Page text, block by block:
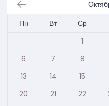
Пн
Вт Ср
1
6
7 8
13
14 15
20
21 22